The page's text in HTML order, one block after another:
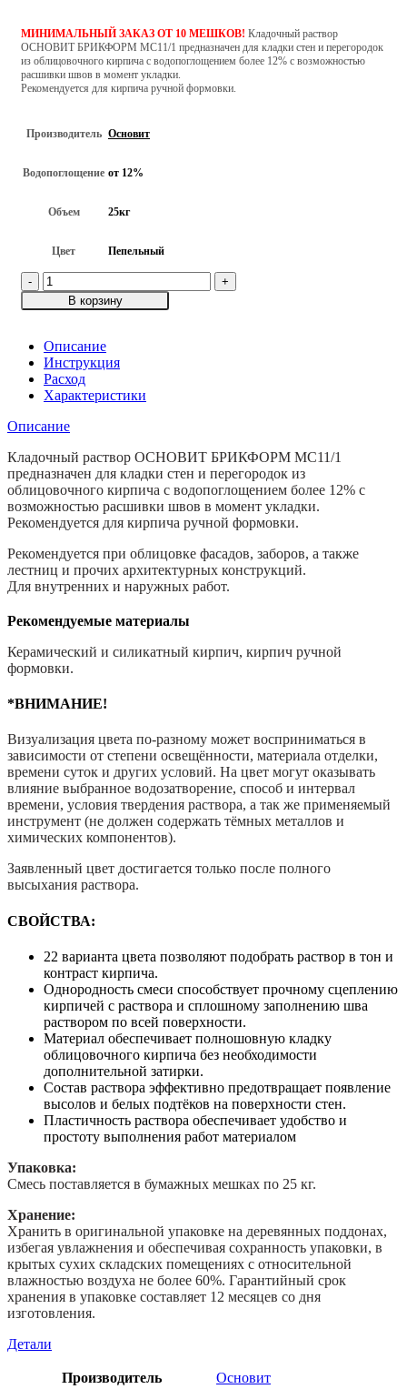
МИНИМАЛЬНЫЙ ЗАКАЗ ОТ 10 МЕШКОВ! Кладочный раствор
ОСНОВИТ БРИКФОРМ МС11/1 предназначен для кладки стен и перегородок
из облицовочного кирпича с водопоглощением более 12% с возможностью
расшивки швов в момент укладки.
Рекомендуется для кирпича ручной формовки.
Производитель Основит
Водопоглощение от 12%
Объем 25кг
Цвет Пепельный
Количество
товара
Цветной
раствор
ОСНОВИТ
БРИКФОРМ
MC11/1,
25кг
В корзину
Описание
Инструкция
Расход
Характеристики
Описание
Кладочный раствор ОСНОВИТ БРИКФОРМ МС11/1
предназначен для кладки стен и перегородок из
облицовочного кирпича с водопоглощением более 12% с
возможностью расшивки швов в момент укладки.
Рекомендуется для кирпича ручной формовки.
Рекомендуется при облицовке фасадов, заборов, а также
лестниц и прочих архитектурных конструкций.
Для внутренних и наружных работ.
Рекомендуемые материалы
Керамический и силикатный кирпич, кирпич ручной
формовки.
*ВНИМАНИЕ!
Визуализация цвета по-разному может восприниматься в
зависимости от степени освещённости, материала отделки,
времени суток и других условий. На цвет могут оказывать
влияние выбранное водозатворение, способ и интервал
времени, условия твердения раствора, а так же применяемый
инструмент (не должен содержать тёмных металлов и
химических компонентов).
Заявленный цвет достигается только после полного
высыхания раствора.
СВОЙСТВА:
22 варианта цвета позволяют подобрать раствор в тон и
контраст кирпича.
Однородность смеси способствует прочному сцеплению
кирпичей с раствора и сплошному заполнению шва
раствором по всей поверхности.
Материал обеспечивает полношовную кладку
облицовочного кирпича без необходимости
дополнительной затирки.
Состав раствора эффективно предотвращает появление
высолов и белых подтёков на поверхности стен.
Пластичность раствора обеспечивает удобство и
простоту выполнения работ материалом
Упаковка:
Смесь поставляется в бумажных мешках по 25 кг.
Хранение:
Хранить в оригинальной упаковке на деревянных поддонах,
избегая увлажнения и обеспечивая сохранность упаковки, в
крытых сухих складских помещениях с относительной
влажностью воздуха не более 60%. Гарантийный срок
хранения в упаковке составляет 12 месяцев со дня
изготовления.
Детали
Производитель Основит